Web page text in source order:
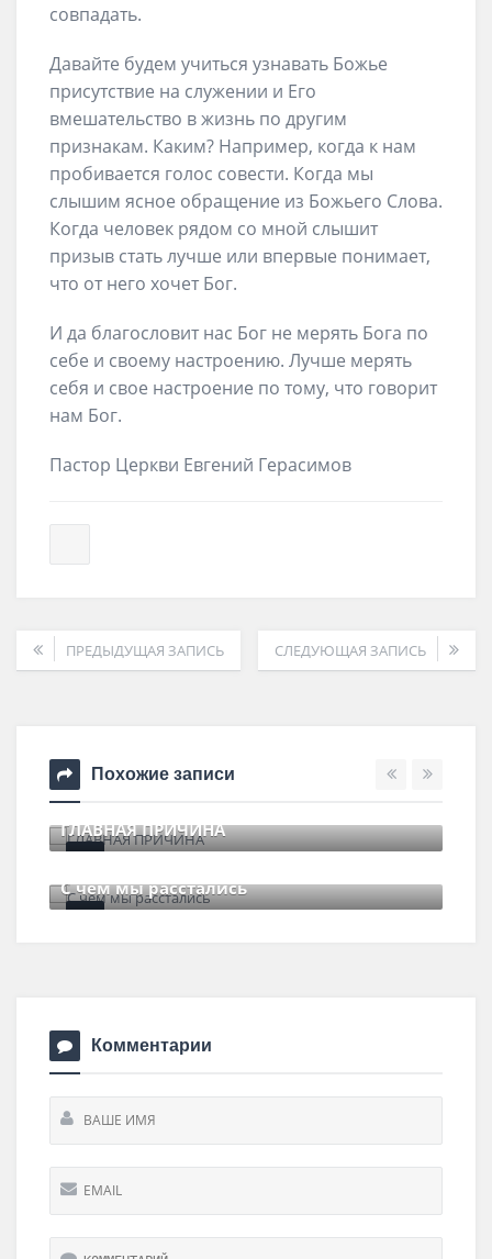
совпадать.
Давайте будем учиться узнавать Божье
присутствие на служении и Его
вмешательство в жизнь по другим
признакам. Каким? Например, когда к нам
пробивается голос совести. Когда мы
слышим ясное обращение из Божьего Слова.
Когда человек рядом со мной слышит
призыв стать лучше или впервые понимает,
что от него хочет Бог.
И да благословит нас Бог не мерять Бога по
себе и своему настроению. Лучше мерять
себя и свое настроение по тому, что говорит
нам Бог.
Пастор Церкви Евгений Герасимов
ПРЕДЫДУЩАЯ ЗАПИСЬ СЛЕДУЮЩАЯ ЗАПИСЬ
Похожие записи
ГЛАВНАЯ ПРИЧИНА
С чем мы расстались
Комментарии